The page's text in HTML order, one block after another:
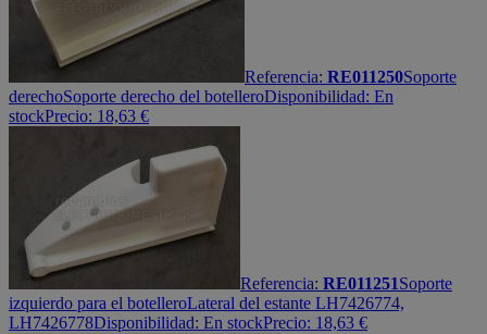
Referencia: RE011250Soporte
derechoSoporte derecho del botelleroDisponibilidad: En
stockPrecio: 18,63 €
Referencia: RE011251Soporte
izquierdo para el botelleroLateral del estante LH7426774,
LH7426778Disponibilidad: En stockPrecio: 18,63 €